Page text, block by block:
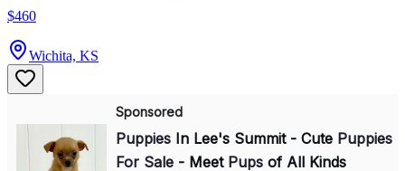
$460
Wichita, KS